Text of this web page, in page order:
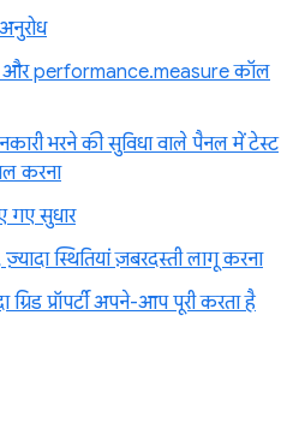
performance.measure कॉल
भरने की सुविधा वाले पैनल में टेस्ट
करना
गए सुधार
स्थितियां ज़बरदस्ती लागू करना
प्रॉपर्टी अपने-आप पूरी करता है